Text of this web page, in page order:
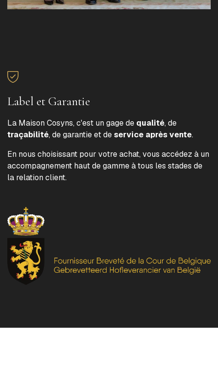
Label et Garantie
La Maison Cosyns, c'est un gage de qualité, de
traçabilité, de garantie et deservice après vente.
En nous choisissant pour votre achat, vous accédez à un
accompagnement haut de gamme à tous les stades de
la relation client.